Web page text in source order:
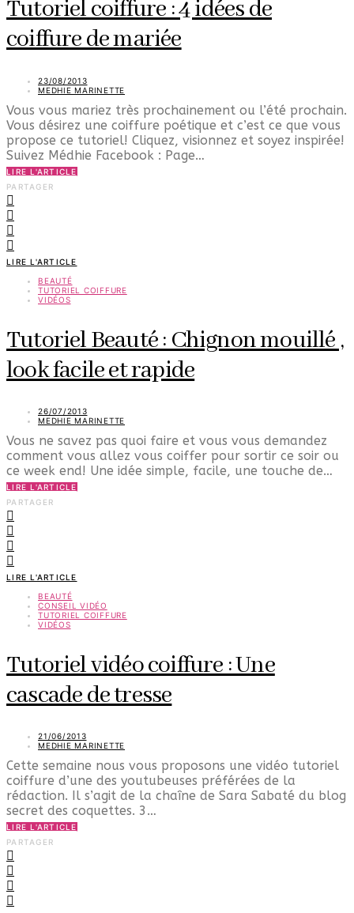
Tutoriel coiffure : 4 idées de
coiffure de mariée
23/08/2013
MEDHIE MARINETTE
Vous vous mariez très prochainement ou l’été prochain.
Vous désirez une coiffure poétique et c’est ce que vous
propose ce tutoriel! Cliquez, visionnez et soyez inspirée!
Suivez Médhie Facebook : Page…
LIRE L'ARTICLE
PARTAGER
LIRE L'ARTICLE
BEAUTÉ
TUTORIEL COIFFURE
VIDÉOS
Tutoriel Beauté : Chignon mouillé ,
look facile et rapide
26/07/2013
MEDHIE MARINETTE
Vous ne savez pas quoi faire et vous vous demandez
comment vous allez vous coiffer pour sortir ce soir ou
ce week end! Une idée simple, facile, une touche de…
LIRE L'ARTICLE
PARTAGER
LIRE L'ARTICLE
BEAUTÉ
CONSEIL VIDÉO
TUTORIEL COIFFURE
VIDÉOS
Tutoriel vidéo coiffure : Une
cascade de tresse
21/06/2013
MEDHIE MARINETTE
Cette semaine nous vous proposons une vidéo tutoriel
coiffure d’une des youtubeuses préférées de la
rédaction. Il s’agit de la chaîne de Sara Sabaté du blog
secret des coquettes. 3…
LIRE L'ARTICLE
PARTAGER